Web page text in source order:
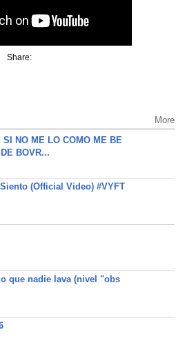
Share:
More
NO ME LO COMO ME BE
BOVR...
(Official Video) #VYFT
que nadie lava (nivel "obs